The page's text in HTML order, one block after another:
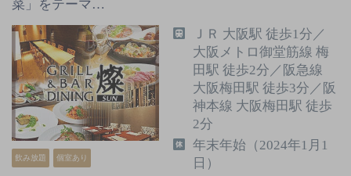
菜」をテーマ…
飲み放題 個室あり
ＪＲ 大阪駅 徒歩1分／
大阪メトロ御堂筋線 梅
田駅 徒歩2分／阪急線
大阪梅田駅 徒歩3分／阪
神本線 大阪梅田駅 徒歩
2分
年末年始（2024年1月1
日）